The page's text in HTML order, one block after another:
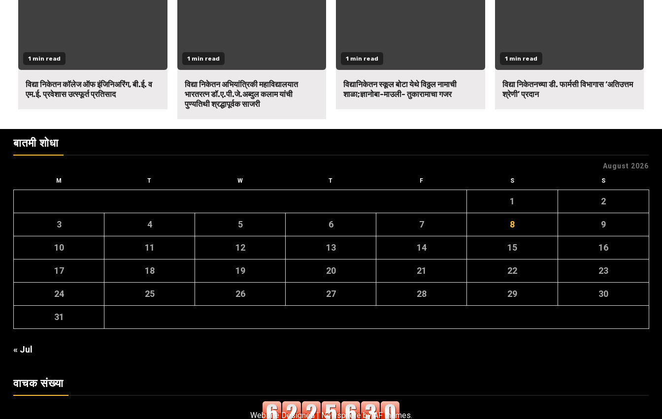
1 min read
विद्या निकेतन कॉलेज ऑफ इंजिनिअरिंग, बी.ई. व
एम.ई. प्रवेशास उत्स्फूर्त प्रतिसाद
1 min read
विद्या निकेतन अभियांत्रिकी महाविद्यालयात
भारतरत्न डॉ.ए.पी.जे.अब्दुल कलाम यांची
पुण्यतिथी श्रद्धापूर्वक साजरी
1 min read
विद्यानिकेतन स्कूल बोटा येथे विठ्ठल नामाची
शाळा;ज्ञानोबा-माउली- तुकारामाचा गजर
1 min read
विद्या निकेतनच्या डी. फार्मसी विभागास ‘अतिउत्तम
श्रेणी’ प्रदान
बातमी शोधा
August 2026
M T W T F S S
1 2
3 4 5 6 7 8 9
10 11 12 13 14 15 16
17 18 19 20 21 22 23
24 25 26 27 28 29 30
31
« Jul
वाचक संख्या
Website Designed|Newsphereby AF themes.